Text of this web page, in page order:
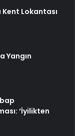
Kent Lokantası
Yangın
‘İyilikten